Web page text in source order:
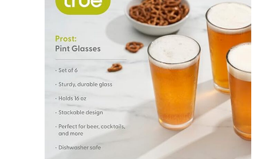
de verres qui
passent au lave-
vaisselle : les
gobelets en verre
sont essentiels
pour tous ceux
qui mélangent des
boissons à la
maison ou aiment
leur IPA dans un
verre froid. Le
design empilable
rend ces tasses